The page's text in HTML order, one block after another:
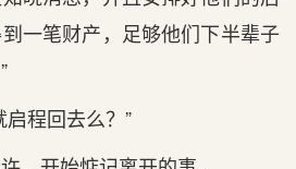
一笔财产，足够他们下半辈子
程回去么？”